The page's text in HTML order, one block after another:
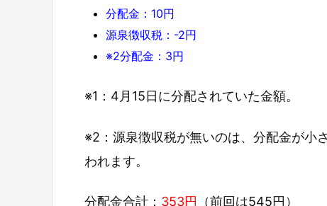
分配金：10円
源泉徴収税：-2円
※2分配金：3円
※1：4月15日に分配されていた金額。
※2：源泉徴収税が無いのは、分配金が小
われます。
分配金合計： 353円 （前回は545円）